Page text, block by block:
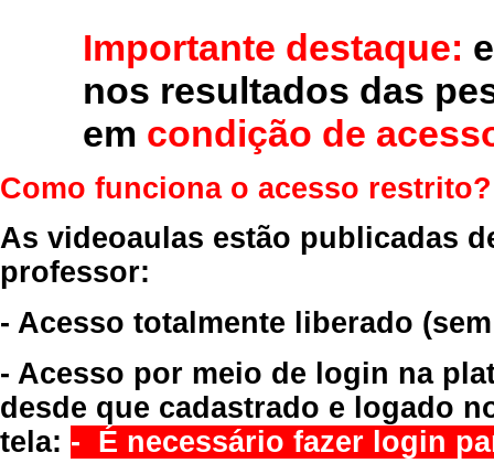
Importante destaque:
nos resultados das
em condição de
Como funciona o acesso restrito?
As videoaulas estão publicadas
professor:
- Acesso totalmente liberado
- Acesso por meio de login na
desde que cadastrado e logado
tela: - É necessário fazer login